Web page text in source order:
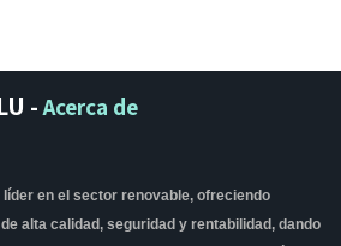
-Acerca de
líder en el sector renovable, ofreciendo
alta calidad, seguridad y rentabilidad, dando